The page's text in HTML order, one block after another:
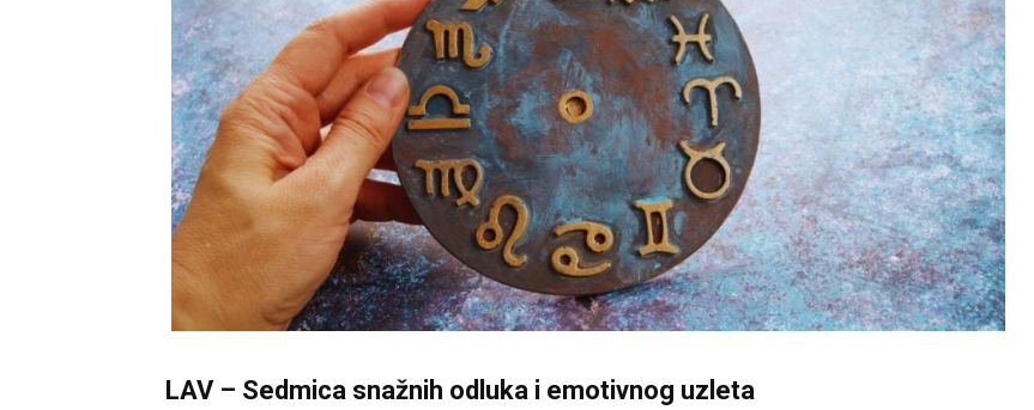
LAV – Sedmica snažnih odluka i emotivnog uzleta